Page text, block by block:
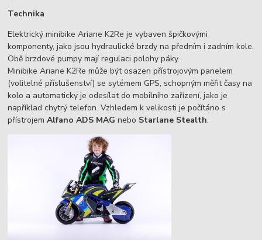
Technika
Elektrický minibike Ariane K2Re je vybaven špičkovými
komponenty, jako jsou hydraulické brzdy na předním i zadním kole.
Obě brzdové pumpy mají regulaci polohy páky.
Minibike Ariane K2Re může být osazen přístrojovým panelem
(volitelné příslušenství) se sytémem GPS, schopným měřit časy na
kolo a automaticky je odesílat do mobilního zařízení, jako je
například chytrý telefon. Vzhledem k velikosti je počítáno s
přístrojemAlfano ADS MAG nebo Starlane Stealth.